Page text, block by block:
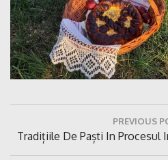
articole
PREVIOUS
Previous
Post:
Tradițiile De Paști In Procesul